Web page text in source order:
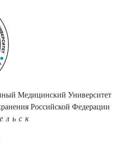
Медицинский Университет
Российской Федерации